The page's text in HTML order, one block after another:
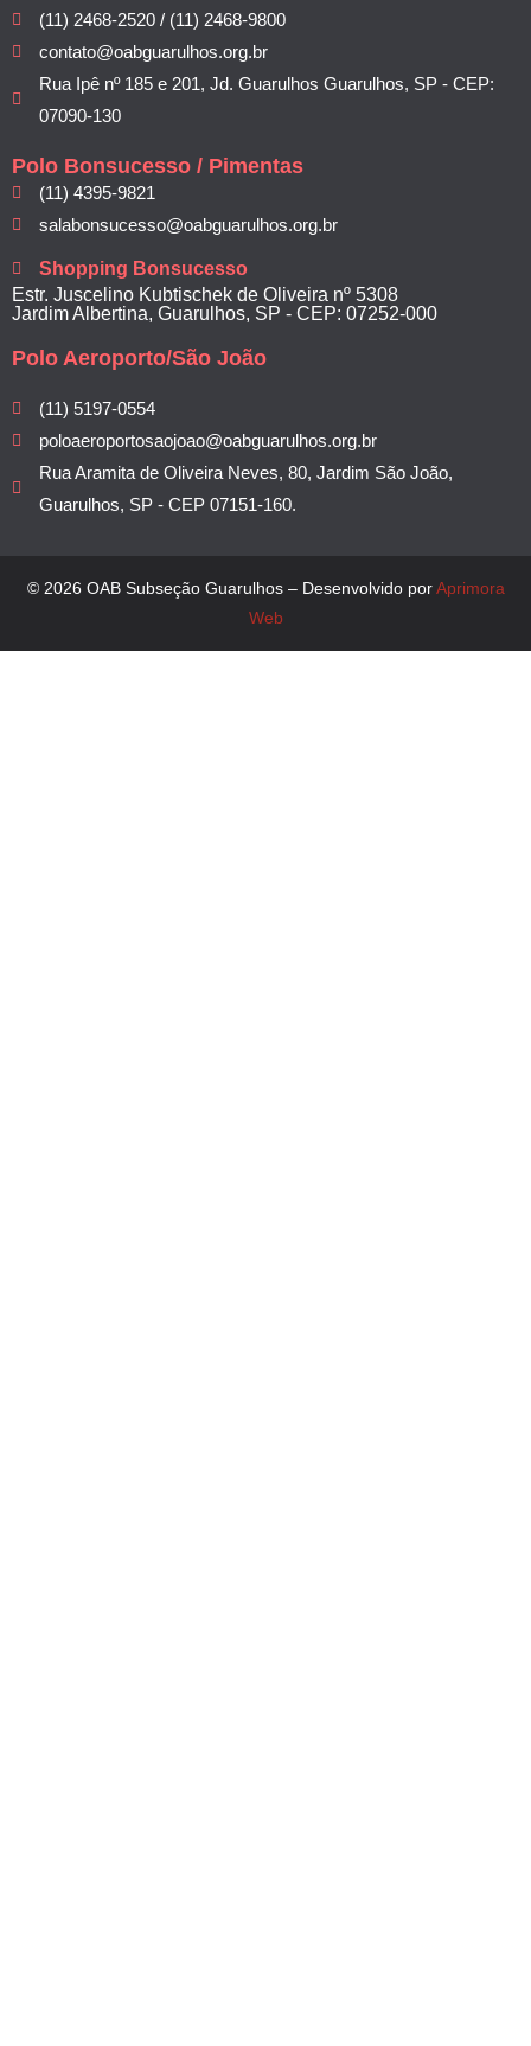
(11) 2468-2520 / (11) 2468-9800
contato@oabguarulhos.org.br
Rua Ipê nº 185 e 201, Jd. Guarulhos Guarulhos, SP - CEP:
07090-130
Polo Bonsucesso / Pimentas
(11) 4395-9821
salabonsucesso@oabguarulhos.org.br
Shopping Bonsucesso
Estr. Juscelino Kubtischek de Oliveira nº 5308
Jardim Albertina, Guarulhos, SP - CEP: 07252-000
Polo Aeroporto/São João
(11) 5197-0554
poloaeroportosaojoao@oabguarulhos.org.br
Rua Aramita de Oliveira Neves, 80, Jardim São João,
Guarulhos, SP - CEP 07151-160.
© 2026 OAB Subseção Guarulhos – Desenvolvido porAprimora
Web